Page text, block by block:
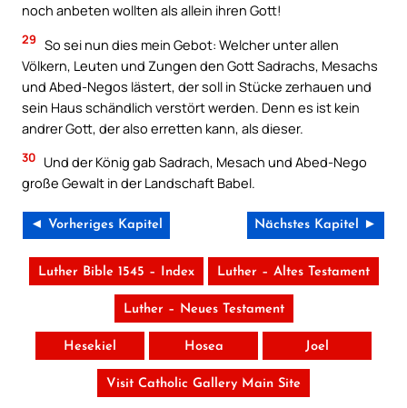
noch anbeten wollten als allein ihren Gott!
29 So sei nun dies mein Gebot: Welcher unter allen
Völkern, Leuten und Zungen den Gott Sadrachs, Mesachs
und Abed-Negos lästert, der soll in Stücke zerhauen und
sein Haus schändlich verstört werden. Denn es ist kein
andrer Gott, der also erretten kann, als dieser.
30 Und der König gab Sadrach, Mesach und Abed-Nego
große Gewalt in der Landschaft Babel.
◄ Vorheriges Kapitel Nächstes Kapitel ►
Luther Bible 1545 – Index Luther – Altes Testament
Luther – Neues Testament
Hesekiel Hosea Joel
Visit Catholic Gallery Main Site